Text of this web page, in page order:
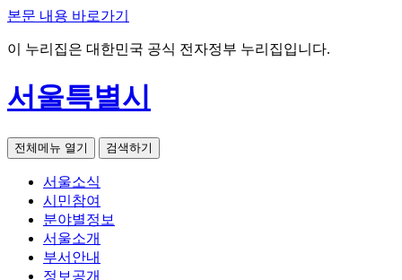
본문 내용 바로가기
이 누리집은 대한민국 공식 전자정부 누리집입니다.
서울특별시
전체메뉴 열기 검색하기
서울소식
시민참여
분야별정보
서울소개
부서안내
정보공개